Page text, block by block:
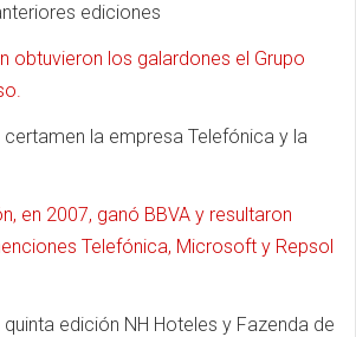
ediciones
obtuvieron los galardones el Grupo
certamen la empresa Telefónica y la
en 2007, ganó BBVA y resultaron
Telefónica, Microsoft y Repsol
edición NH Hoteles y Fazenda de